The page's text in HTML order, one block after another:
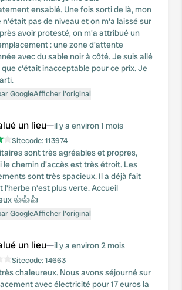
ensablé. Une fois sorti de là, mon
n'était pas de niveau et on m'a laissé sur
avoir protesté, on m'a attribué un
: une zone d'attente
avec du sable noir à côté. Je suis allé
c'était inacceptable pour ce prix. Je
GoogleAfficher l'original
un lieu—il y a environ 1 mois
Sitecode:113974
sont très agréables et propres,
le chemin d'accès est très étroit. Les
sont très spacieux. Il a déjà fait
l'herbe n'est plus verte. Accueil
👍👍👍
GoogleAfficher l'original
un lieu—il y a environ 2 mois
Sitecode:14663
chaleureux. Nous avons séjourné sur
avec électricité pour 17 euros la